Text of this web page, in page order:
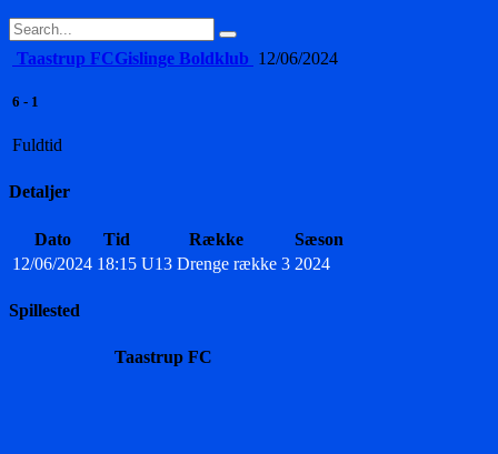
Taastrup FCGislinge Boldklub 12/06/2024
6 - 1
Fuldtid
Detaljer
Dato Tid Række
Sæson
12/06/2024 18:15 U13 Drenge række 3 2024
Spillested
Taastrup FC